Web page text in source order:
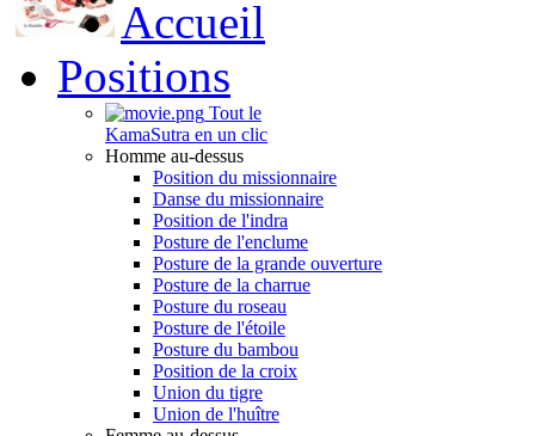
Accueil
Positions
Tout le
KamaSutra en un clic
Homme au-dessus
Position du missionnaire
Danse du missionnaire
Position de l'indra
Posture de l'enclume
Posture de la grande ouverture
Posture de la charrue
Posture du roseau
Posture de l'étoile
Posture du bambou
Position de la croix
Union du tigre
Union de l'huître